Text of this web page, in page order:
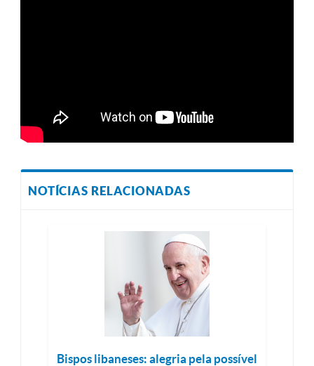
NOTÍCIAS RELACIONADAS
Bispos libaneses: alegria pela possível